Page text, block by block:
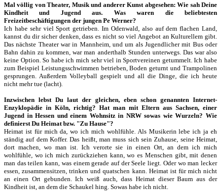
Mal völlig von Theater, Musik und anderer Kunst abgesehen: Wie sah Deine
Kindheit und Jugend aus. Was waren die beliebtesten
Freizeitbeschäftigungen der jungen Pe Werner?
Ich habe sehr viel Sport getrieben. Im Odenwald, also auf dem flachen Land,
kannst du dir sicher denken, dass es nicht so viel Angebot an Kulturellem gibt.
Das nächste Theater war in Mannheim, und um als Jugendlicher mit Bus oder
Bahn dahin zu kommen, war man anderthalb Stunden unterwegs. Das war also
keine Option. So habe ich mich sehr viel in Sportvereinen getummelt. Ich habe
zum Beispiel Leistungsschwimmen betrieben, Boden geturnt und Trampolinen
gesprungen. Außerdem Volleyball gespielt und all die Dinge, die ich heute
nicht mehr tue (lacht).
Inzwischen lebst Du laut der gleichen, eben schon genannten Internet-
Enzyklopädie in Köln, richtig? Hat man mit Eltern aus Sachsen, einer
Jugend in Hessen und einem Wohnsitz in NRW sowas wie Wurzeln? Wie
definierst Du Heimat bzw. "Zu Hause"?
Heimat ist für mich da, wo ich mich wohlfühle. Als Musikerin lebe ich ja eh
ständig auf dem Koffer. Das heißt, man muss sich sein Zuhause, seine Heimat,
dort machen, wo man ist. Ich verorte sie in einen Ort, an dem ich mich
wohlfühle, wo ich mich zurückziehen kann, wo es Menschen gibt, mit denen
man das teilen kann, was einem gerade auf der Seele liegt. Oder wo man lecker
essen, zusammensitzen, trinken und quatschen kann. Heimat ist für mich nicht
an einen Ort gebunden. Ich weiß auch, dass Heimat dieser Baum aus der
Kindheit ist, an dem die Schaukel hing. Sowas habe ich nicht.